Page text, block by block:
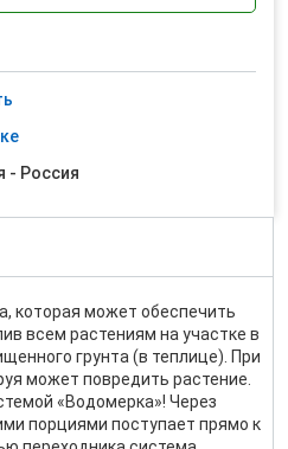
- Россия
которая может обеспечить
всем растениям на участке в
грунта (в теплице). При
может повредить растение.
«Водомерка»! Через
порциями поступает прямо к